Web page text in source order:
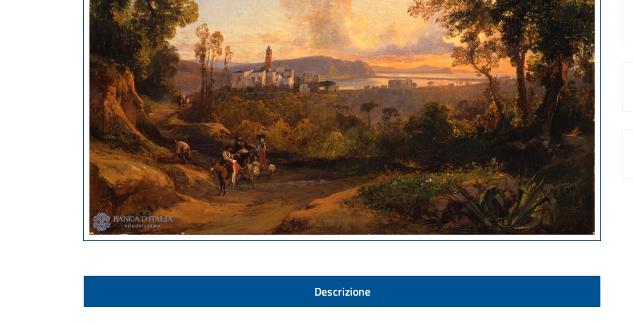
Descrizione